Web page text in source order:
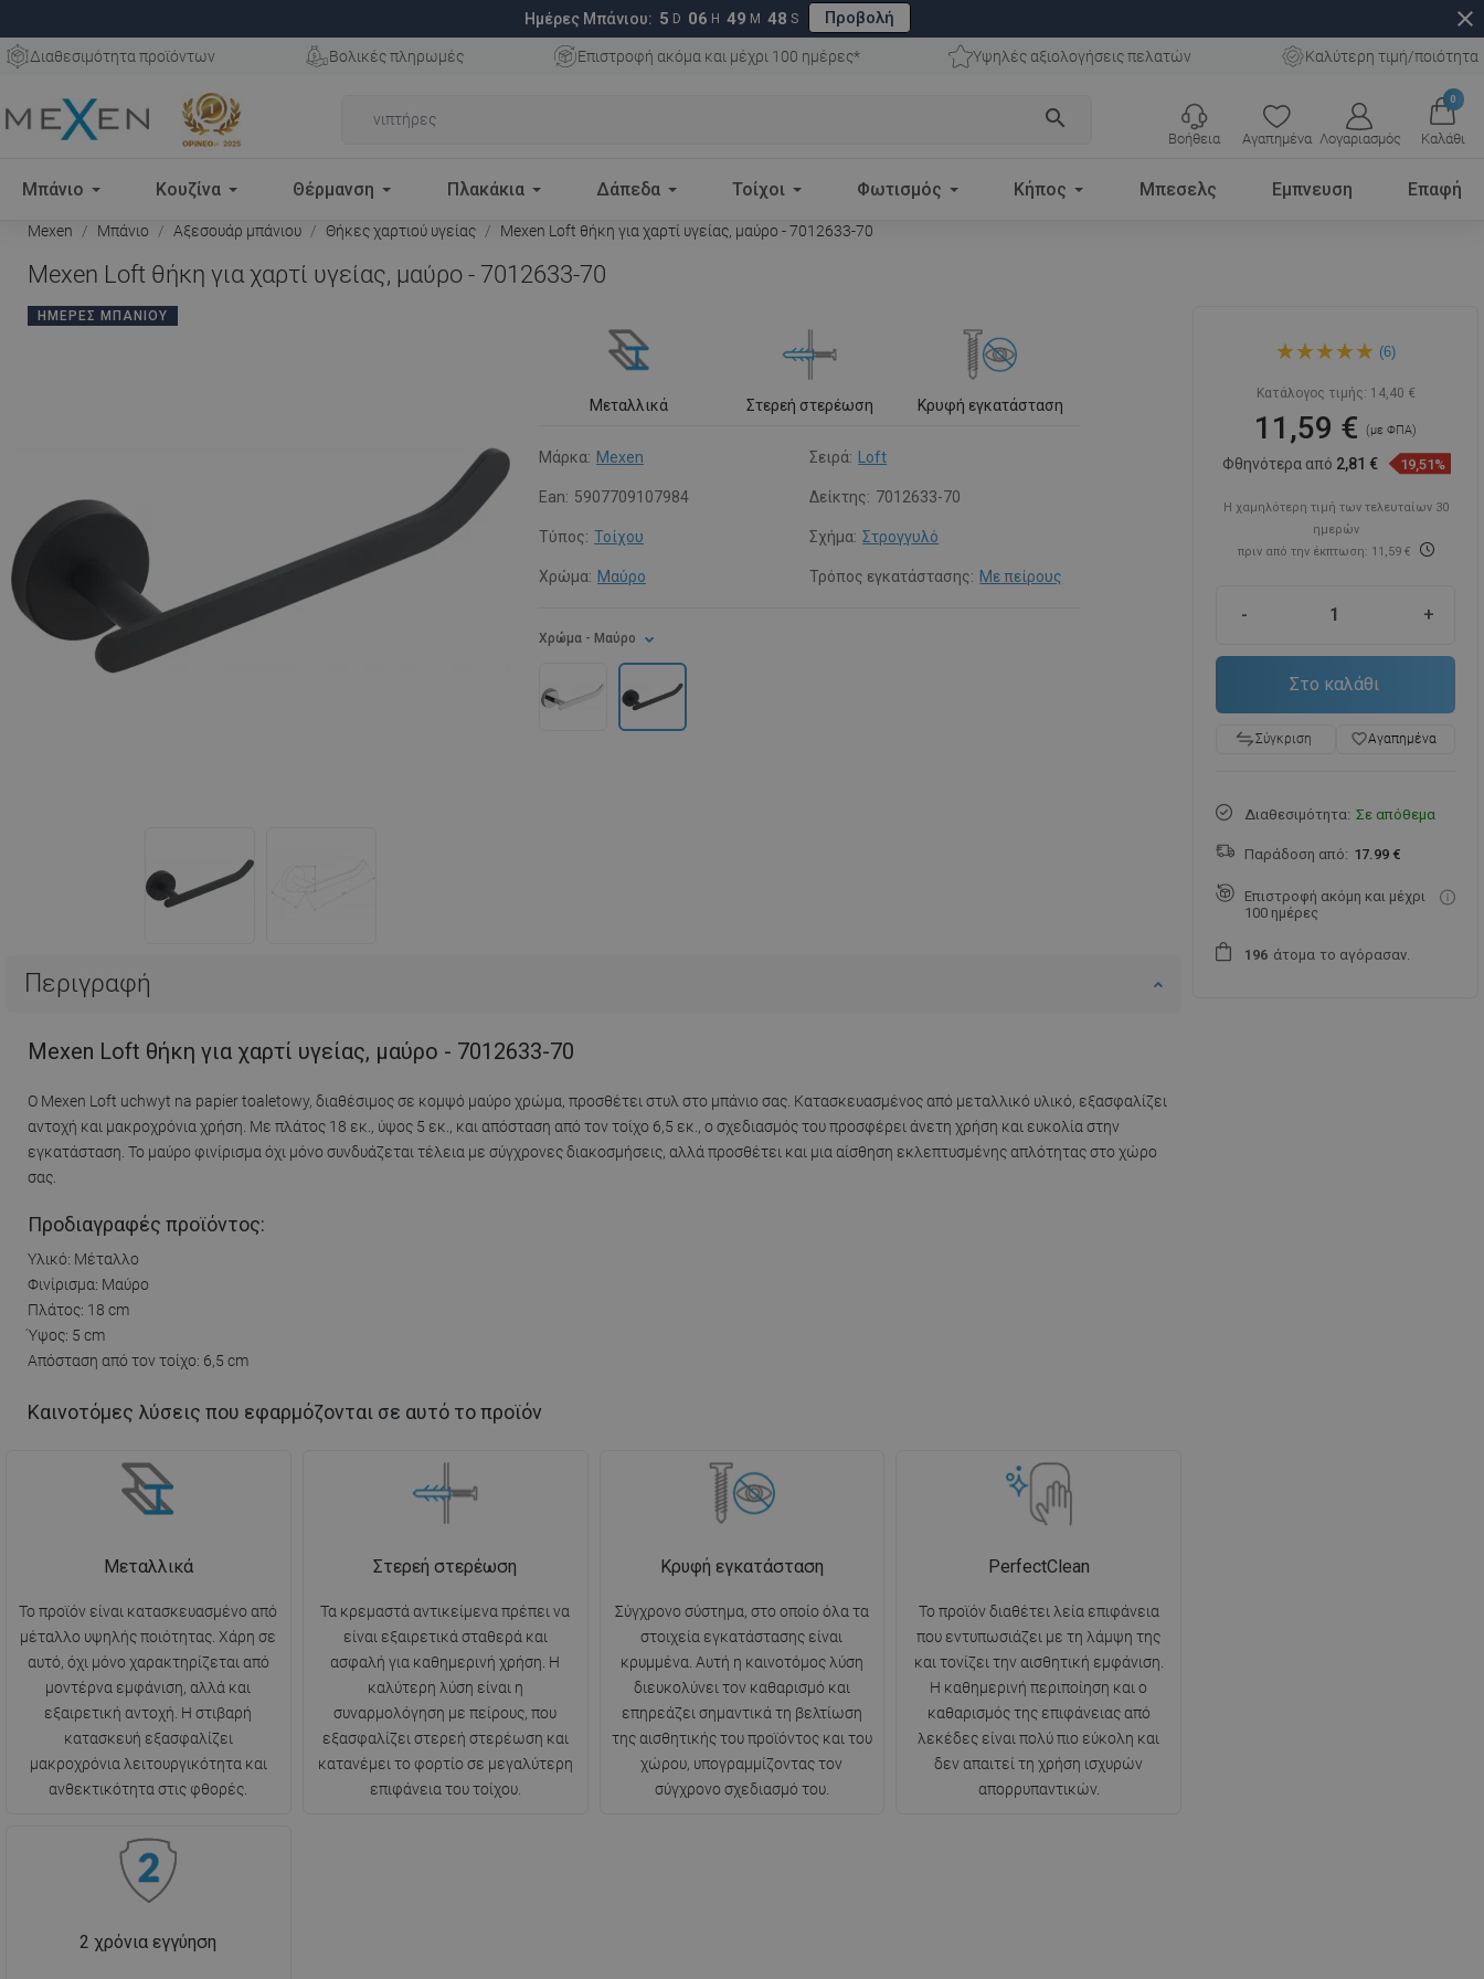
Ημέρες Μπάνιου: 5 D 06 H 49 M 47 S Προβολή close
Διαθεσιμότητα προϊόντων Βολικές πληρωμές Επιστροφή ακόμα και μέχρι 100 ημέρες* Υψηλές αξιολογήσεις πελατών Καλύτερη τιμή/ποιότητα
search
Αγαπημένα Λογαριασμός
0
Καλάθι
Βοήθεια
Μπάνιο Κουζίνα Θέρμανση Πλακάκια Δάπεδα Τοίχοι Φωτισμός Κήπος Μπεσελς Εμπνευση Επαφή
Mexen Μπάνιο Αξεσουάρ μπάνιου Θήκες χαρτιού υγείας Mexen Loft θήκη για χαρτί υγείας, μαύρο - 7012633-70
Mexen Loft θήκη για χαρτί υγείας, μαύρο - 7012633-70
ΗΜΈΡΕΣ ΜΠΆΝΙΟΥ
Μεταλλικά Στερεή στερέωση Κρυφή εγκατάσταση
Μάρκα: Mexen Σειρά: Loft
Ean: 5907709107984 Δείκτης: 7012633-70
Τύπος: Τοίχου Σχήμα: Στρογγυλό
Χρώμα: Μαύρο Τρόπος εγκατάστασης: Με πείρους
Χρώμα - Μαύρο
Περιγραφή
Mexen Loft θήκη για χαρτί υγείας, μαύρο - 7012633-70
Ο Mexen Loft uchwyt na papier toaletowy, διαθέσιμος σε κομψό μαύρο χρώμα, προσθέτει στυλ στο μπάνιο σας. Κατασκευασμένος από μεταλλικό υλικό, εξασφαλίζει
αντοχή και μακροχρόνια χρήση. Με πλάτος 18 εκ., ύψος 5 εκ., και απόσταση από τον τοίχο 6,5 εκ., ο σχεδιασμός του προσφέρει άνετη χρήση και ευκολία στην
εγκατάσταση. Το μαύρο φινίρισμα όχι μόνο συνδυάζεται τέλεια με σύγχρονες διακοσμήσεις, αλλά προσθέτει και μια αίσθηση εκλεπτυσμένης απλότητας στο χώρο
σας.
Προδιαγραφές προϊόντος:
Υλικό: Μέταλλο
Φινίρισμα: Μαύρο
Πλάτος: 18 cm
Ύψος: 5 cm
Απόσταση από τον τοίχο: 6,5 cm
Καινοτόμες λύσεις που εφαρμόζονται σε αυτό το προϊόν
Μεταλλικά
Το προϊόν είναι κατασκευασμένο από
μέταλλο υψηλής ποιότητας. Χάρη σε
αυτό, όχι μόνο χαρακτηρίζεται από
μοντέρνα εμφάνιση, αλλά και
εξαιρετική αντοχή. Η στιβαρή
κατασκευή εξασφαλίζει
μακροχρόνια λειτουργικότητα και
ανθεκτικότητα στις φθορές.
Στερεή στερέωση
Τα κρεμαστά αντικείμενα πρέπει να
είναι εξαιρετικά σταθερά και
ασφαλή για καθημερινή χρήση. Η
καλύτερη λύση είναι η
συναρμολόγηση με πείρους, που
εξασφαλίζει στερεή στερέωση και
κατανέμει το φορτίο σε μεγαλύτερη
επιφάνεια του τοίχου.
Κρυφή εγκατάσταση
Σύγχρονο σύστημα, στο οποίο όλα τα
στοιχεία εγκατάστασης είναι
κρυμμένα. Αυτή η καινοτόμος λύση
διευκολύνει τον καθαρισμό και
επηρεάζει σημαντικά τη βελτίωση
της αισθητικής του προϊόντος και του
χώρου, υπογραμμίζοντας τον
σύγχρονο σχεδιασμό του.
PerfectClean
Το προϊόν διαθέτει λεία επιφάνεια
που εντυπωσιάζει με τη λάμψη της
και τονίζει την αισθητική εμφάνιση.
Η καθημερινή περιποίηση και ο
καθαρισμός της επιφάνειας από
λεκέδες είναι πολύ πιο εύκολη και
δεν απαιτεί τη χρήση ισχυρών
απορρυπαντικών.
2 χρόνια εγγύηση
Mexen Loft θήκη για χαρτί
υγείας, μαύρο - 7012633-70
(6)
Κατάλογος τιμής: 14,40 €
11,59 €(με ΦΠΑ)
Φθηνότερα από 2,81 € 19,51%
Η χαμηλότερη τιμή των τελευταίων 30
ημερών
πριν από την έκπτωση: 11,59 €
- +
Στο καλάθι
Σύγκριση favorite_borderΑγαπημένα
Διαθεσιμότητα: Σε απόθεμα
Παράδοση από: 17.99 €
Επιστροφή ακόμη και μέχρι
100 ημέρες
1 96 άτομα το αγόρασαν.